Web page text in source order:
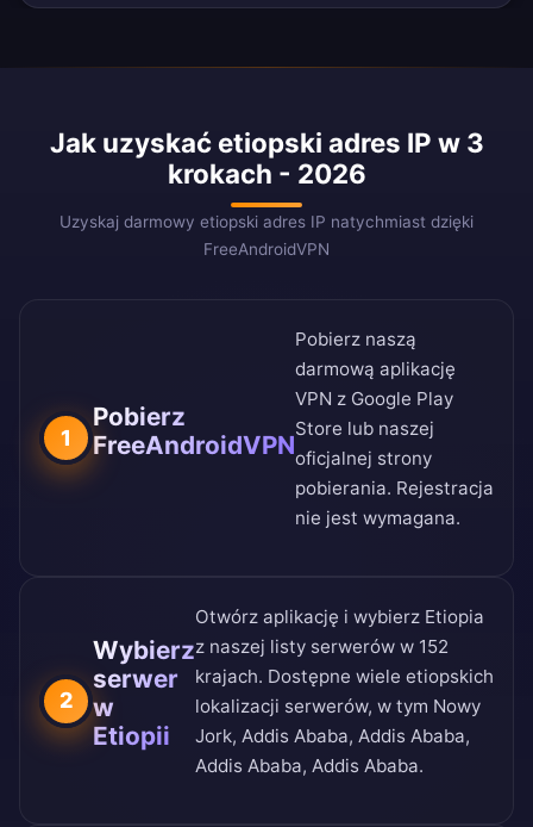
Jak uzyskać etiopski adres IP w 3
krokach - 2026
Uzyskaj darmowy etiopski adres IP natychmiast dzięki
FreeAndroidVPN
1
Pobierz
FreeAndroidVPN
Pobierz naszą
darmową aplikację
VPN z Google Play
Store lub naszej
oficjalnej strony
pobierania. Rejestracja
nie jest wymagana.
2
Wybierz
serwer
w
Etiopii
Otwórz aplikację i wybierz Etiopia
z naszej listy serwerów w 152
krajach. Dostępne wiele etiopskich
lokalizacji serwerów, w tym Nowy
Jork, Addis Ababa, Addis Ababa,
Addis Ababa, Addis Ababa.